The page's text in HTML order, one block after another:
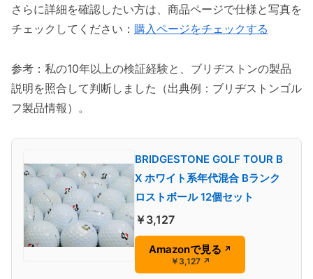
さらに詳細を確認したい方は、商品ページで仕様と写真を
チェックしてください： 購入ページをチェックする
参考：私の10年以上の検証経験と、ブリヂストンの製品
説明を照合して判断しました（出典例：ブリヂストンゴル
フ製品情報）。
BRIDGESTONE GOLF TOUR B
X ホワイト系年代混合 Bランク
ロストボール 12個セット
￥3,127
Amazonで見る ↗
￥3,127 ↗